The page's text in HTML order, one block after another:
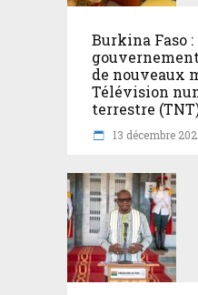
Burkina Faso :
de nouveaux
Télévision
terrestre
13 décembre